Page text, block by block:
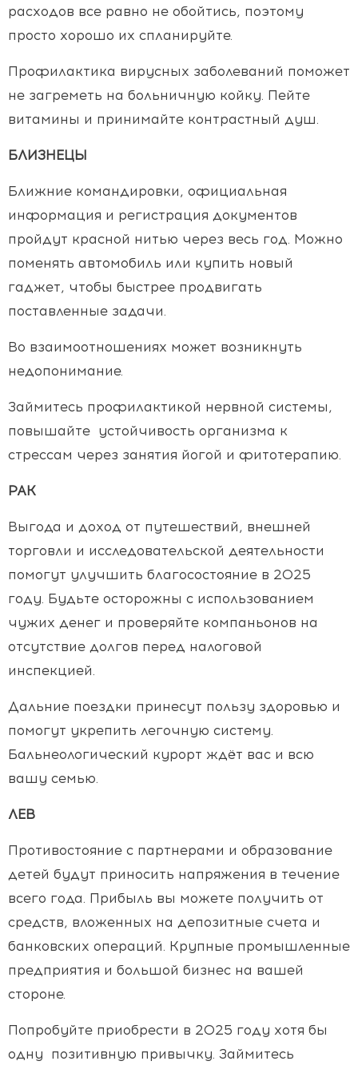
расходов все равно не обойтись, поэтому
просто хорошо их спланируйте.
Профилактика вирусных заболеваний поможет
не загреметь на больничную койку. Пейте
витамины и принимайте контрастный душ.
БЛИЗНЕЦЫ
Ближние командировки, официальная
информация и регистрация документов
пройдут красной нитью через весь год. Можно
поменять автомобиль или купить новый
гаджет, чтобы быстрее продвигать
поставленные задачи.
Во взаимоотношениях может возникнуть
недопонимание.
Займитесь профилактикой нервной системы,
повышайте устойчивость организма к
стрессам через занятия йогой и фитотерапию.
РАК
Выгода и доход от путешествий, внешней
торговли и исследовательской деятельности
помогут улучшить благосостояние в 2025
году. Будьте осторожны с использованием
чужих денег и проверяйте компаньонов на
отсутствие долгов перед налоговой
инспекцией.
Дальние поездки принесут пользу здоровью и
помогут укрепить легочную систему.
Бальнеологический курорт ждёт вас и всю
вашу семью.
ЛЕВ
Противостояние с партнерами и образование
детей будут приносить напряжения в течение
всего года. Прибыль вы можете получить от
средств, вложенных на депозитные счета и
банковских операций. Крупные промышленные
предприятия и большой бизнес на вашей
стороне.
Попробуйте приобрести в 2025 году хотя бы
одну позитивную привычку. Займитесь